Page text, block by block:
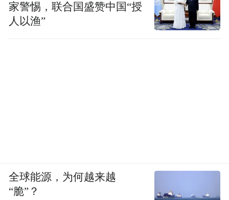
家警惕，联合国盛赞中国“授
人以渔”
全球能源，为何越来越
“脆”？